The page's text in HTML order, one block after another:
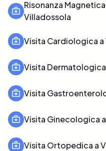
Risonanza
Villadossola
Visita Cardiologica
Visita
Visita
Visita Ginecologica
Visita Ortopedica a